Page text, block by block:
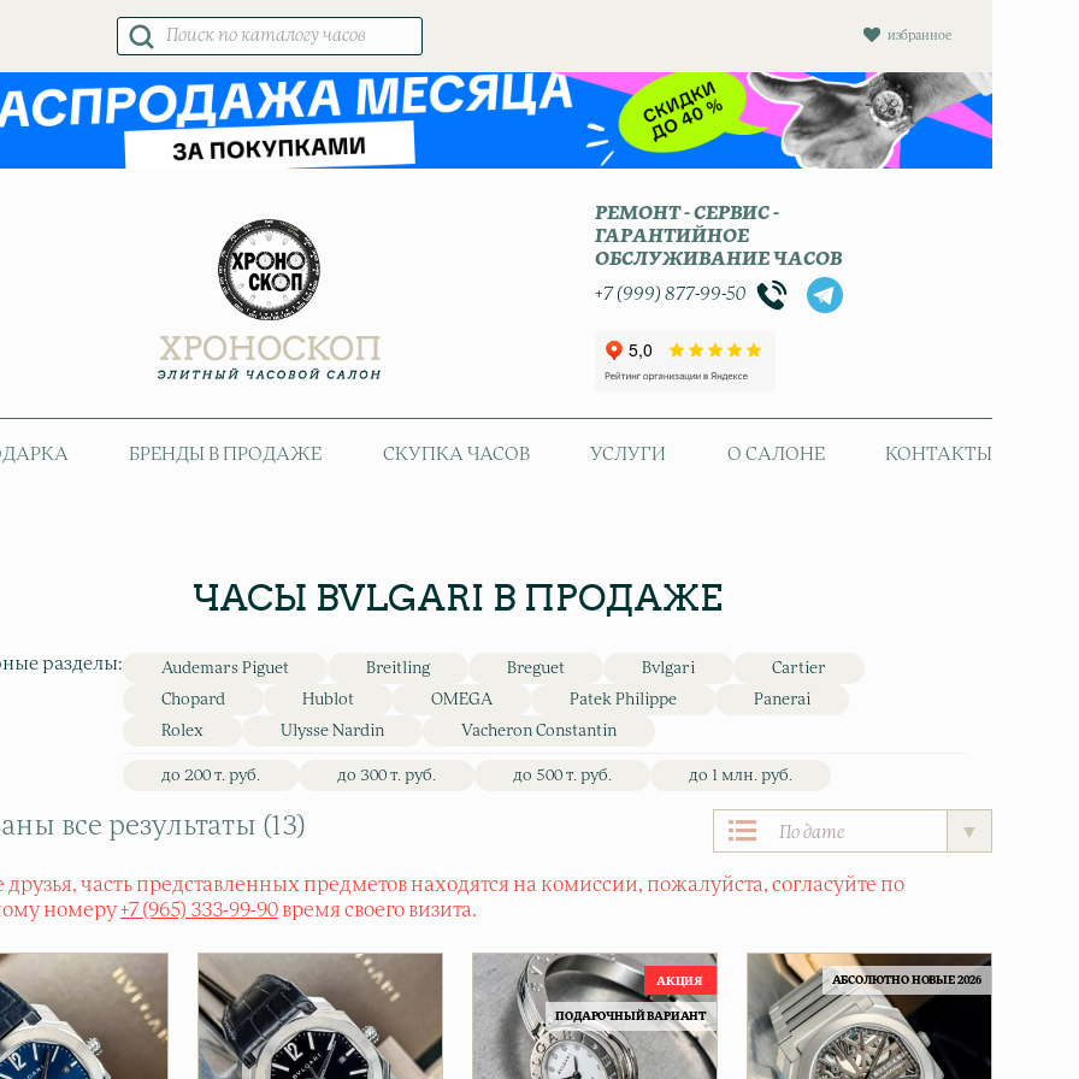
избранное
Поиск
товаров
РЕМОНТ - СЕРВИС -
ГАРАНТИЙНОЕ
ОБСЛУЖИВАНИЕ ЧАСОВ
+7 (999) 877-99-50
БРЕНДЫ В ПРОДАЖЕ СКУПКА ЧАСОВ УСЛУГИ О САЛОНЕ КОНТАКТЫ
ЧАСЫ BVLGARI В ПРОДАЖЕ
разделы: Audemars Piguet Breitling Breguet Bvlgari
Cartier
Chopard
Hublot OMEGA Patek Philippe
Panerai
Rolex
Ulysse Nardin Vacheron Constantin
до 200 т. руб. до 300 т. руб. до 500 т. руб. до 1 млн. руб.
все результаты (13)
друзья, часть представленных предметов находятся на комиссии, пожалуйста, согласуйте по
номеру+7 (965) 333-99-90 время своего визита.
ПОДАРОЧНЫЙ ВАРИАНТ
АБСОЛЮТНО НОВЫЕ 2026